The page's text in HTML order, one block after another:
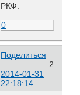
РКФ.
0
Поделиться
2
2014-01-31
22:18:14